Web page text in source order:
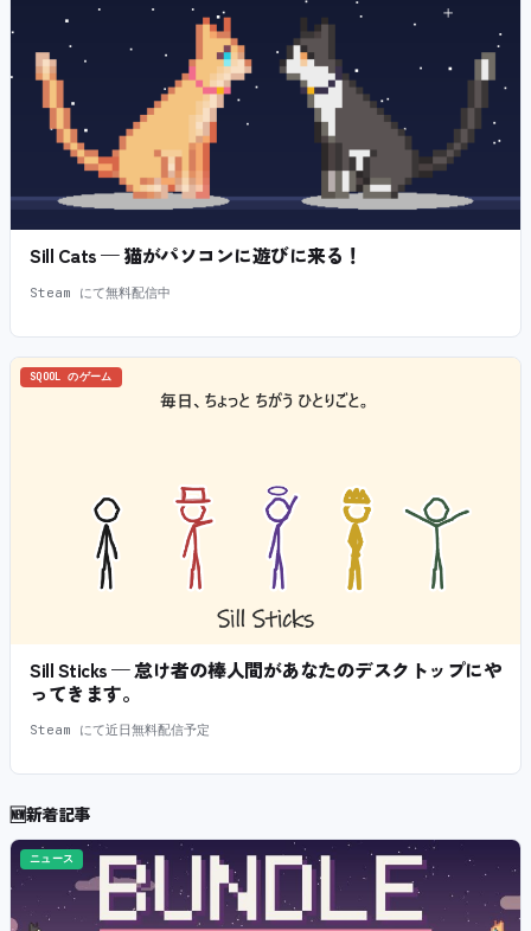
Sill Cats — 猫がパソコンに遊びに来る！
Steam にて無料配信中
SQOOL のゲーム
Sill Sticks — 怠け者の棒人間があなたのデスクトップにや
ってきます。
Steam にて近日無料配信予定
🆕新着記事
ニュース